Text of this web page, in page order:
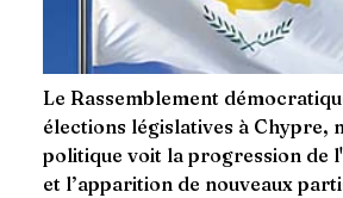
Le Rassemblement
élections législatives à Chypre,
politique voit la progression de
et l’apparition de nouveaux